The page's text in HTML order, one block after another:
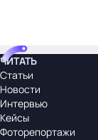
ЧИТАТЬ
Статьи
Новости
Интервью
Кейсы
Фоторепортажи